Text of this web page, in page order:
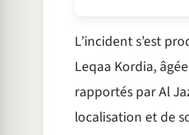
L’incident s’est
Leqaa Kordia,
rapportés par Al
localisation et de